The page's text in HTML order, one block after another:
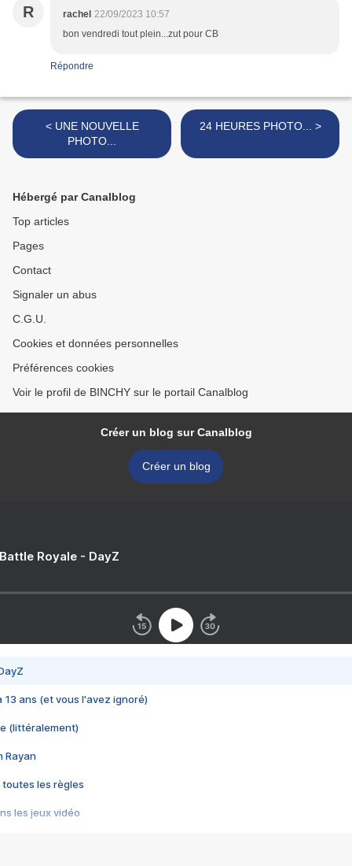
R rachel 22/09/2023 10:57
bon vendredi tout plein...zut pour CB
Répondre
< UNE NOUVELLE
PHOTO...
24 HEURES PHOTO... >
Hébergé par Canalblog
Top articles
Pages
Contact
Signaler un abus
C.G.U.
Cookies et données personnelles
Préférences cookies
Voir le profil de BINCHY sur le portail Canalblog
Créer un blog sur Canalblog
Créer un blog
Royale - DayZ
13 ans (et vous l'avez ignoré)
(littéralement)
Rayan
toutes les règles
les jeux vidéo